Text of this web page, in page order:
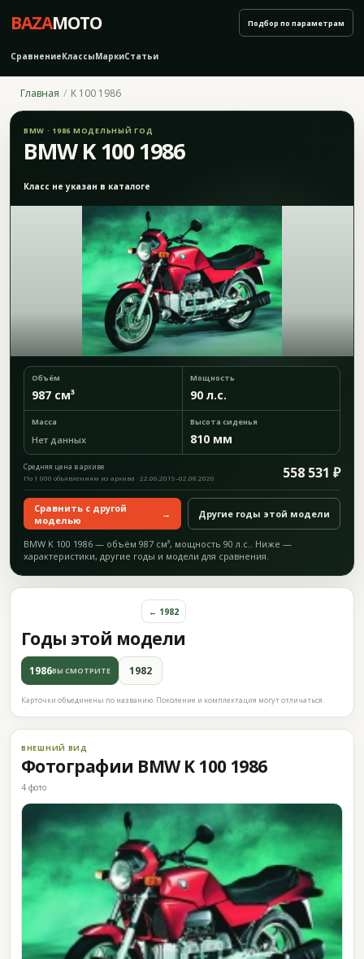
BAZAMOTO
СравнениеКлассыМаркиСтатьи
Подбор по параметрам
Главная K 100 1986
BMW · 1986 МОДЕЛЬНЫЙ ГОД
BMW K 100 1986
Класс не указан в каталоге
Объём
987 см³
Мощность
90 л.с.
Масса
Нет данных
Высота сиденья
810 мм
Средняя цена в архиве 558 531 ₽
По 1 000 объявлениям из архива · 22.06.2019–02.08.2026
Сравнить с другой
моделью
→ Другие годы этой модели
BMW K 100 1986 — объём 987 см³, мощность 90 л.с.. Ниже —
характеристики, другие годы и модели для сравнения.
Годы этой модели
← 1982
1986ВЫ СМОТРИТЕ 1982
Карточки объединены по названию. Поколение и комплектация могут отличаться.
ВНЕШНИЙ ВИД
Фотографии BMW K 100 1986
4 фото